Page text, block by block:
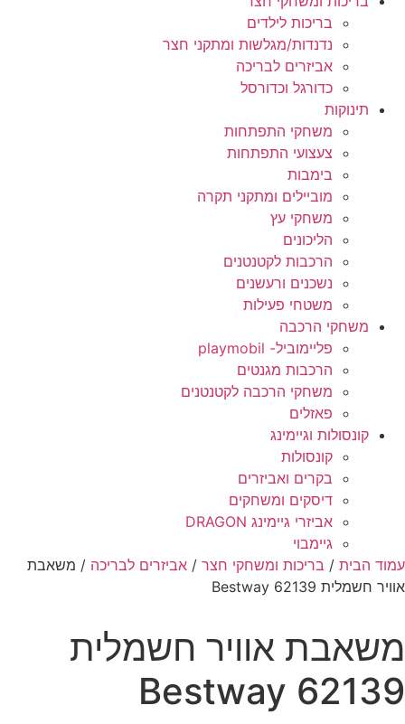
בריכות לילדים
נדנדות/מגלשות ומתקני חצר
אביזרים לבריכה
כדורגל וכדורסל
תינוקות
משחקי התפתחות
צעצועי התפתחות
בימבות
מוביילים ומתקני תקרה
משחקי עץ
הליכונים
הרכבות לקטנטנים
נשכנים ורעשנים
משטחי פעילות
משחקי הרכבה
פליימוביל- playmobil
הרכבות מגנטים
משחקי הרכבה לקטנטנים
פאזלים
קונסולות וגיימינג
קונסולות
בקרים ואביזרים
דיסקים ומשחקים
אביזרי גיימינג DRAGON
גיימבוי
עמוד הבית / בריכות ומשחקי חצר / אביזרים לבריכה / משאבת
אוויר חשמלית 62139 Bestway
משאבת אוויר חשמלית
62139 Bestway